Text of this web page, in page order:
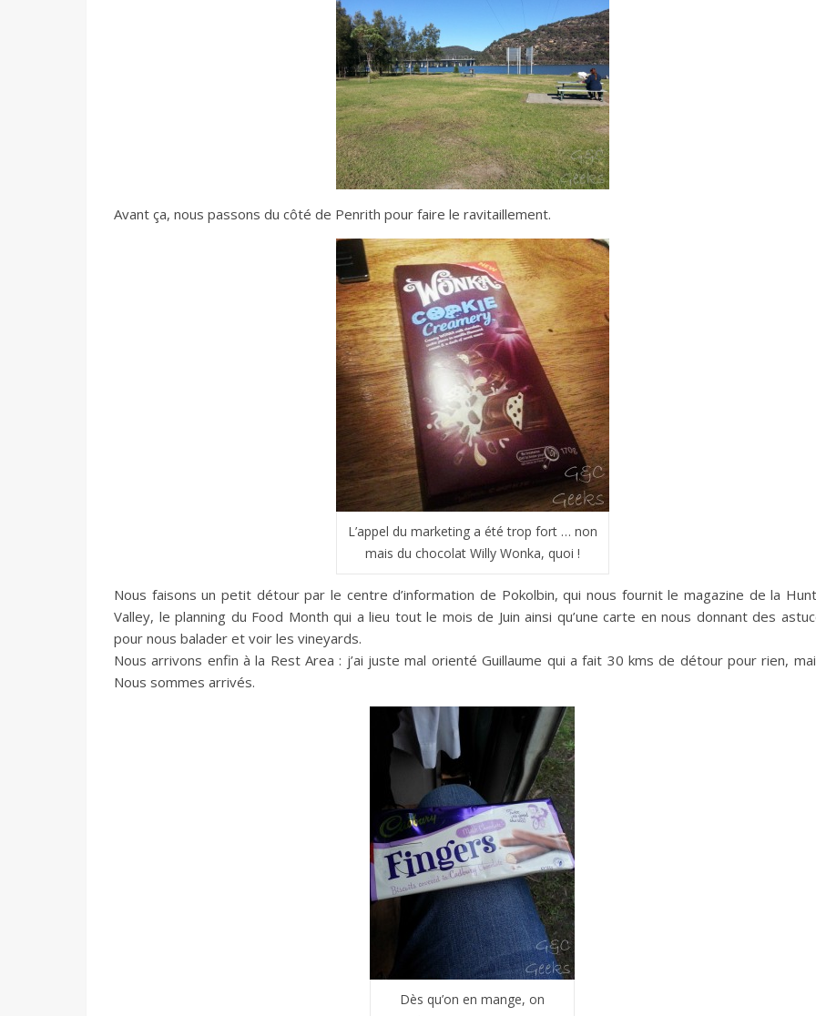
Avant ça, nous passons du côté de Penrith pour faire le ravitaillement.
L’appel du marketing a été trop fort … non
mais du chocolat Willy Wonka, quoi !
Nous faisons un petit détour par le centre d’information de Pokolbin, qui nous fournit le magazine de la
Valley, le planning du Food Month qui a lieu tout le mois de Juin ainsi qu’une carte en nous donnant des
pour nous balader et voir les vineyards.
Nous arrivons enfin à la Rest Area : j’ai juste mal orienté Guillaume qui a fait 30 kms de détour pour rien,
Nous sommes arrivés.
Dès qu’on en mange, on